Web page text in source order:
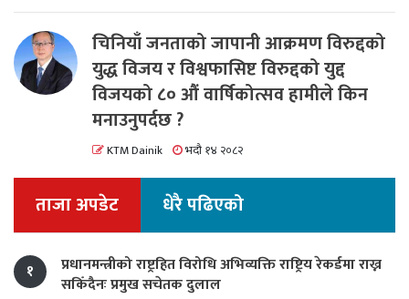
चिनियाँ जनताको जापानी आक्रमण विरुद्दको
युद्ध विजय र विश्वफासिष्ट विरुद्दको युद्द
विजयको ८० औं वार्षिकोत्सव हामीले किन
मनाउनुपर्दछ ?
KTM Dainik भदौ १४ २०८२
ताजा अपडेट धेरै पढिएको
१
प्रधानमन्त्रीको राष्ट्रहित विरोधि अभिव्यक्ति राष्ट्रिय रेकर्डमा राख्न
सकिँदैनः प्रमुख सचेतक दुलाल